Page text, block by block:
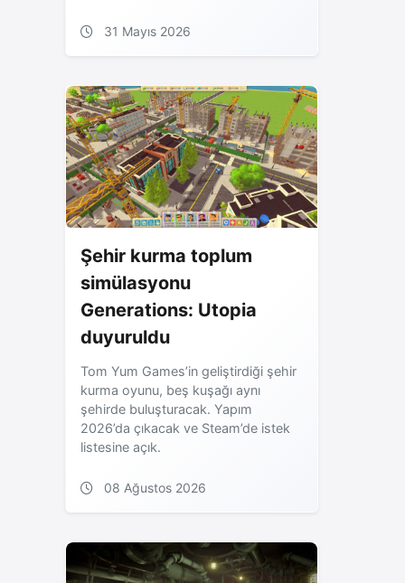
31 Mayıs 2026
Şehir kurma toplum
simülasyonu
Generations: Utopia
duyuruldu
Tom Yum Games’in geliştirdiği şehir
kurma oyunu, beş kuşağı aynı
şehirde buluşturacak. Yapım
2026’da çıkacak ve Steam’de istek
listesine açık.
08 Ağustos 2026